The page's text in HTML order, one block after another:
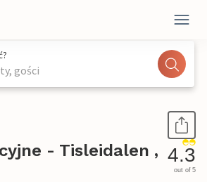
gości
- Tisleidalen , 4.3
out of 5